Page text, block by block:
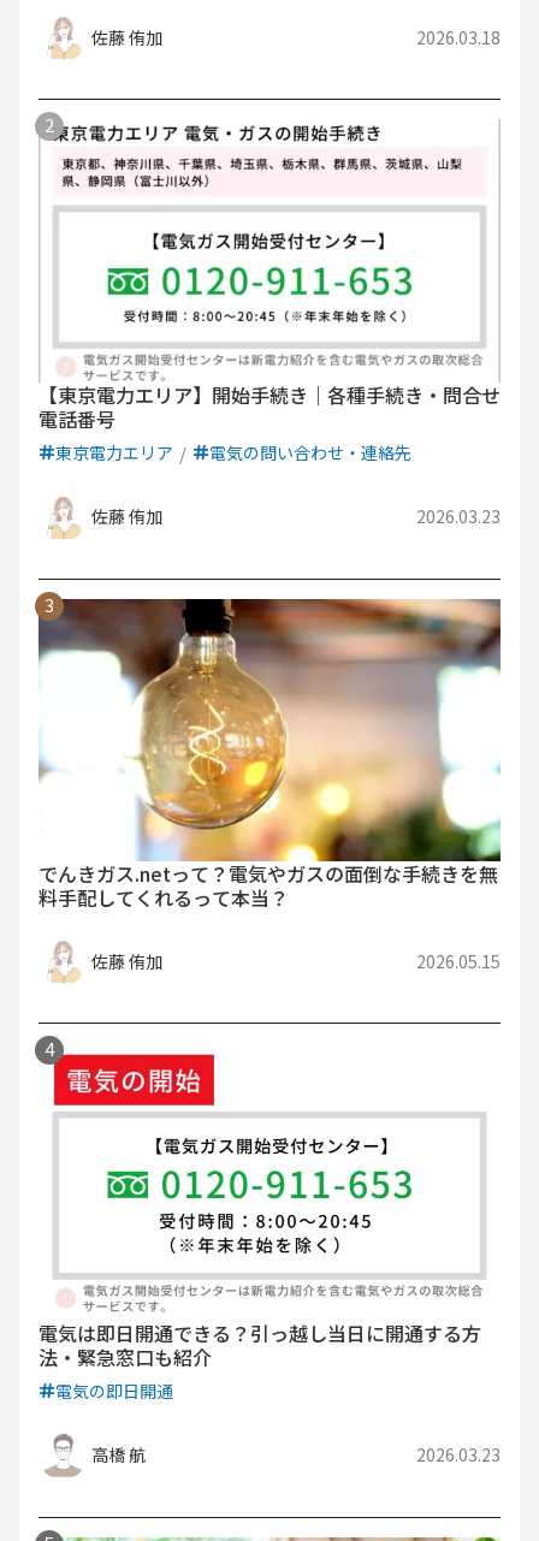
佐藤 侑加 2026.03.18
【東京電力エリア】開始手続き｜各種手続き・問合せ
電話番号
東京電力エリア 電気の問い合わせ・連絡先
佐藤 侑加 2026.03.23
でんきガス.netって？電気やガスの面倒な手続きを無
料手配してくれるって本当？
佐藤 侑加 2026.05.15
電気は即日開通できる？引っ越し当日に開通する方
法・緊急窓口も紹介
電気の即日開通
高橋 航 2026.03.23